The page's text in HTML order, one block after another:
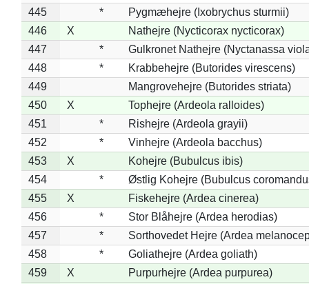
445
*
Pygmæhejre (Ixobrychus sturmii)
446
X
Nathejre (Nycticorax nycticorax)
447
*
Gulkronet Nathejre (Nyctanassa
448
*
Krabbehejre (Butorides virescens)
449
Mangrovehejre (Butorides striata)
450
X
Tophejre (Ardeola ralloides)
451
*
Rishejre (Ardeola grayii)
452
*
Vinhejre (Ardeola bacchus)
453
X
Kohejre (Bubulcus ibis)
454
*
Østlig Kohejre (Bubulcus
455
X
Fiskehejre (Ardea cinerea)
456
*
Stor Blåhejre (Ardea herodias)
457
*
Sorthovedet Hejre (Ardea
458
*
Goliathejre (Ardea goliath)
459
X
Purpurhejre (Ardea purpurea)